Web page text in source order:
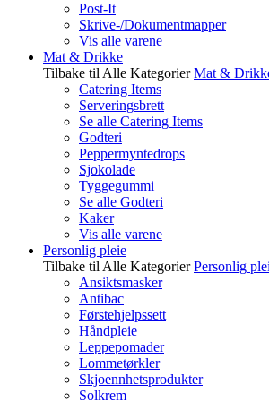
Post-It
Skrive-/Dokumentmapper
Vis alle varene
Mat & Drikke
Tilbake til Alle Kategorier Mat &
Catering Items
Serveringsbrett
Se alle Catering Items
Godteri
Peppermyntedrops
Sjokolade
Tyggegummi
Se alle Godteri
Kaker
Vis alle varene
Personlig pleie
Tilbake til Alle Kategorier Personlig
Ansiktsmasker
Antibac
Førstehjelpssett
Håndpleie
Leppepomader
Lommetørkler
Skjoennhetsprodukter
Solkrem